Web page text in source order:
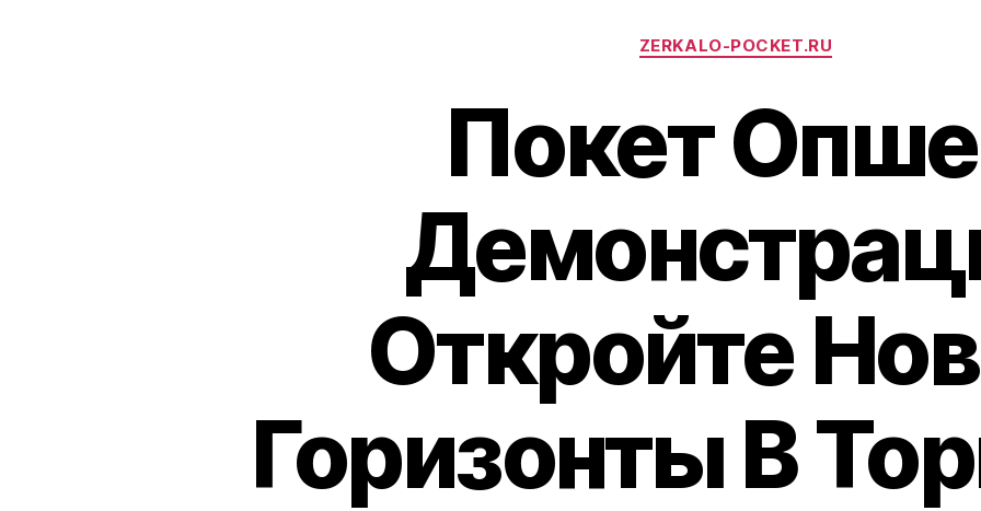
Categories
ZERKALO-POCKET.RU
Покет
Откройте
Горизонты В